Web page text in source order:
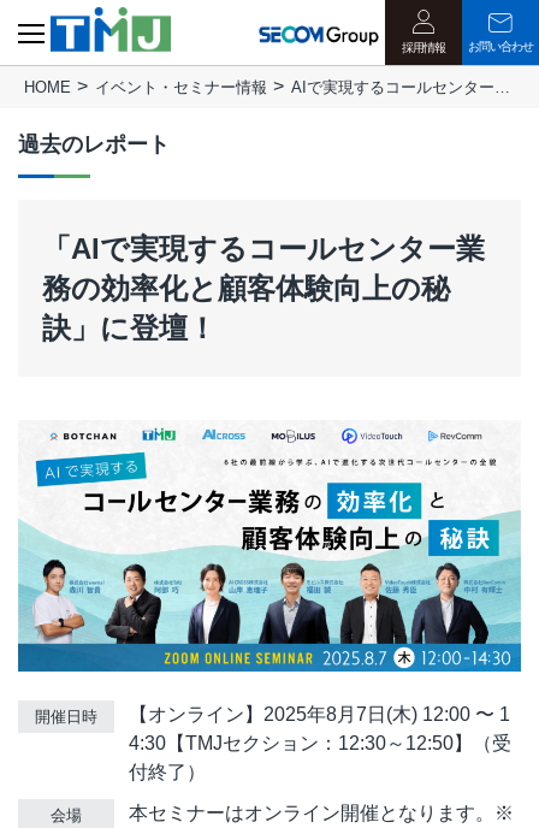
採用情報 お問い合わせ
HOME イベント・セミナー情報 AIで実現するコールセンター業務の効率化と顧客体験向上の秘訣
過去のレポート
「AIで実現するコールセンター業
務の効率化と顧客体験向上の秘
訣」に登壇！
開催日時
【オンライン】2025年8月7日(木) 12:00 〜 1
4:30【TMJセクション：12:30～12:50】（受
付終了）
会場
本セミナーはオンライン開催となります。※